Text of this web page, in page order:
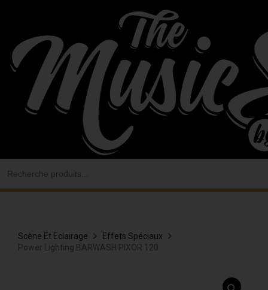
contenu
Scène Et Eclairage
Effets Spéciaux
Power Lighting BARWASH PIXOR 120